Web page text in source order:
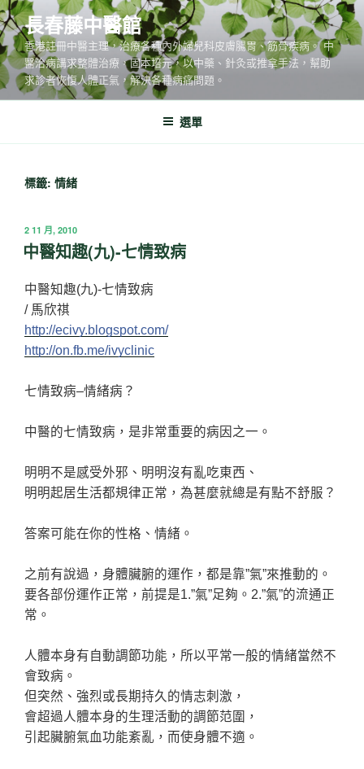
跳
至
主
要
內
長春藤中醫館
香港註冊中醫主理，治療各種內外婦兒科皮膚腸胃、筋骨疾病。 中
醫治病講求整體治療，固本培元，以中藥、針灸或推拿手法，幫助
求診者恢愎人體正氣，解決各種病痛問題。
選單
標籤: 情緒
發
佈
於
2 11 月, 2010
中醫知趣(九)-七情致病
中醫知趣(九)-七情致病
/ 馬欣祺
http://ecivy.blogspot.com/
http://on.fb.me/ivyclinic
七情致病–情緒病？
中醫的七情致病，是非常重要的病因之一。
明明不是感受外邪、明明沒有亂吃東西、
明明起居生活都規律正常，為甚麼就總是有點不舒服？
答案可能在你的性格、情緒。
之前有說過，身體臟腑的運作，都是靠”氣”來推動的。
要各部份運作正常，前提是1.”氣”足夠。2.”氣”的流通正
常。
人體本身有自動調節功能，所以平常一般的情緒當然不
會致病。
但突然、強烈或長期持久的情志刺激，
會超過人體本身的生理活動的調節范圍，
引起臟腑氣血功能紊亂，而使身體不適。